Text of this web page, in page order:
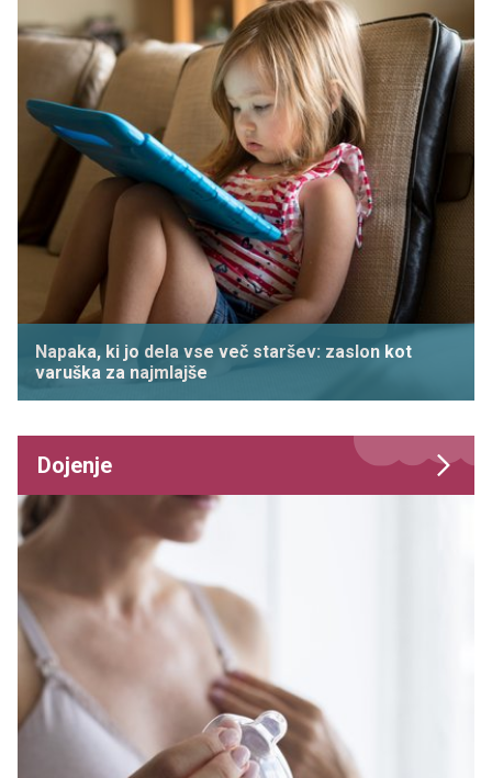
Napaka, ki jo dela vse več staršev: zaslon kot
varuška za najmlajše
Dojenje